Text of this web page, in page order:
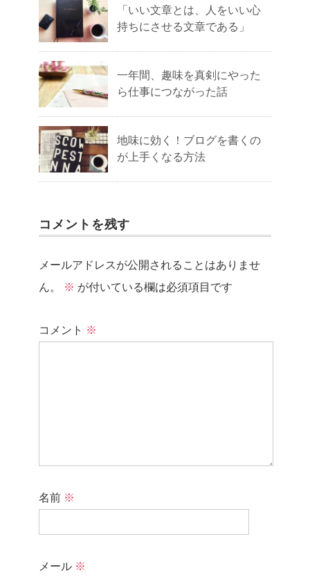
「いい文章とは、人をいい心
持ちにさせる文章である」
一年間、趣味を真剣にやった
ら仕事につながった話
地味に効く！ブログを書くの
が上手くなる方法
コメントを残す
メールアドレスが公開されることはありませ
ん。
※ が付いている欄は必須項目です
コメント ※
名前 ※
メール ※